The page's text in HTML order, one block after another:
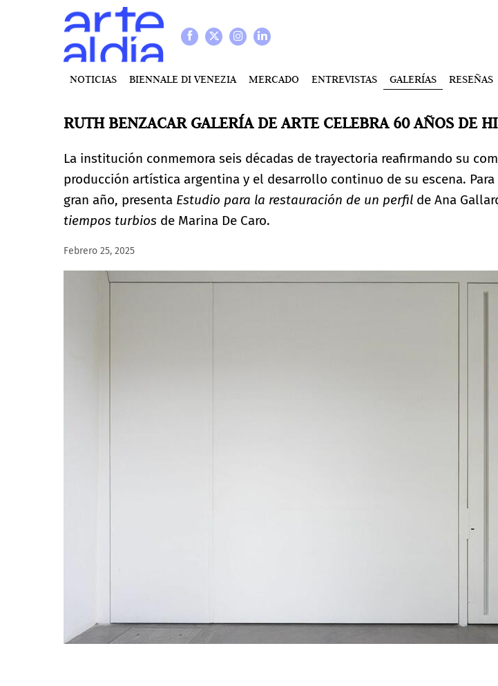
NOTICIAS BIENNALE DI VENEZIA MERCADO ENTREVISTAS GALERÍAS RESEÑAS
RUTH BENZACAR GALERÍA DE ARTE CELEBRA 60 AÑOS DE
La institución conmemora seis décadas de trayectoria reafirmando su
producción artística argentina y el desarrollo continuo de su escena.
gran año, presenta Estudio para la restauración de un perfil de Ana
tiempos turbios de Marina De Caro.
Febrero 25, 2025